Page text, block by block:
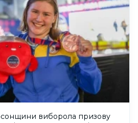
виборола призову